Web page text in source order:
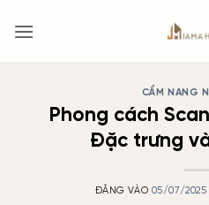
qua
CẨM NANG
Phong cách
Đặc trưng
ĐĂNG VÀO 05/07/2025